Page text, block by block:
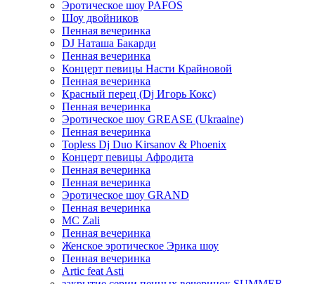
Эротическое шоу PAFOS
Шоу двойников
Пенная вечеринка
DJ Наташа Бакарди
Пенная вечеринка
Концерт певицы Насти Крайновой
Пенная вечеринка
Красный перец (Dj Игорь Кокс)
Пенная вечеринка
Эротическое шоу GREASE (Ukraaine)
Пенная вечеринка
Topless Dj Duo Kirsanov & Phoenix
Концерт певицы Афродита
Пенная вечеринка
Пенная вечеринка
Эротическое шоу GRAND
Пенная вечеринка
MC Zali
Пенная вечеринка
Женское эротическое Эрика шоу
Пенная вечеринка
Artic feat Asti